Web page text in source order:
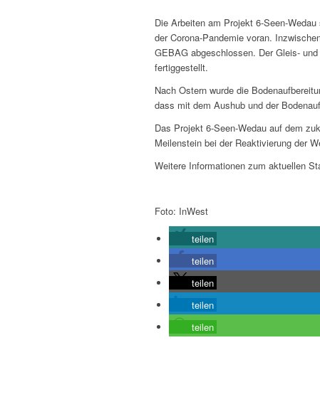
Die Arbeiten am Projekt 6-Seen-
der Corona-Pandemie voran.
GEBAG abgeschlossen. Der Gleis-
fertiggestellt.
Nach Ostern wurde die
dass mit dem Aushub und der
Das Projekt 6-Seen-Wedau auf dem
Meilenstein bei der Reaktivierung der
Weitere Informationen zum aktuellen
Foto: InWest
teilen
teilen
teilen
teilen
teilen